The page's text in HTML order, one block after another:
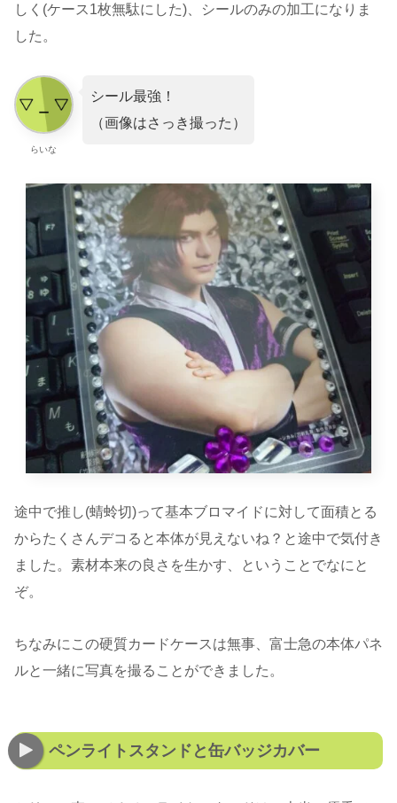
しく(ケース1枚無駄にした)、シールのみの加工になりま
した。
らいな
シール最強！
（画像はさっき撮った）
途中で推し(蜻蛉切)って基本ブロマイドに対して面積とる
からたくさんデコると本体が見えないね？と途中で気付き
ました。素材本来の良さを生かす、ということでなにと
ぞ。
ちなみにこの硬質カードケースは無事、富士急の本体パネ
ルと一緒に写真を撮ることができました。
ペンライトスタンドと缶バッジカバー